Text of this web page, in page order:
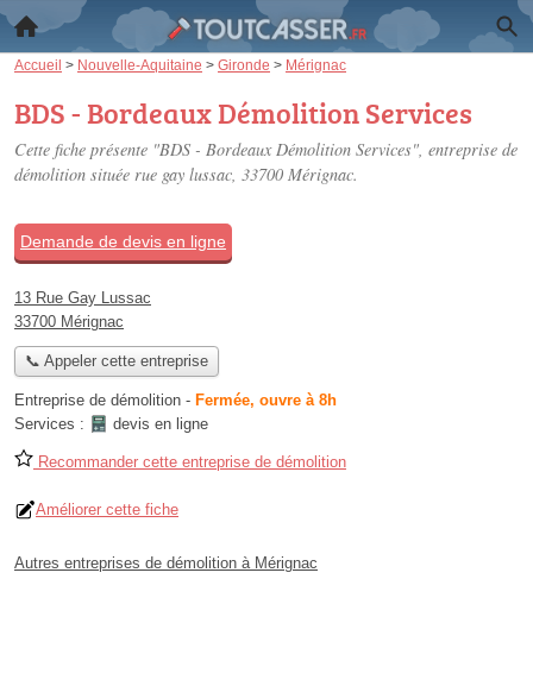
Accueil > Nouvelle-Aquitaine > Gironde > Mérignac
BDS - Bordeaux Démolition Services
Cette fiche présente "BDS - Bordeaux Démolition Services", entreprise de
démolition située rue gay lussac, 33700 Mérignac.
Demande de devis en ligne
13 Rue Gay Lussac
33700 Mérignac
📞 Appeler cette entreprise
Entreprise de démolition - Fermée, ouvre à 8h
Services :
devis en ligne
Recommander cette entreprise de démolition
Améliorer cette fiche
Autres entreprises de démolition à Mérignac